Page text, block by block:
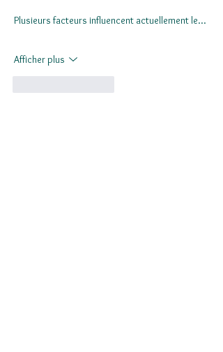
Plusieurs facteurs influencent actuellement le…
Afficher plus